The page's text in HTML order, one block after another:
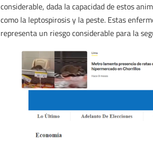
considerable, dada la capacidad de estos
como la leptospirosis y la peste. Estas
representa un riesgo considerable para la